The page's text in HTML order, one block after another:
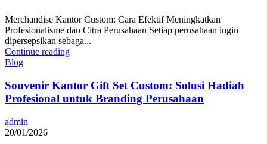
Merchandise Kantor Custom: Cara Efektif Meningkatkan
Profesionalisme dan Citra Perusahaan Setiap perusahaan ingin
dipersepsikan sebaga...
Continue reading
Blog
Souvenir Kantor Gift Set Custom: Solusi Hadiah
Profesional untuk Branding Perusahaan
admin
20/01/2026